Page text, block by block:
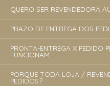
QUERO SER REVENDEDORA
PRAZO DE ENTREGA DOS
PRONTA-ENTREGA X PEDIDO
FUNCIONAM
PORQUE TODA LOJA /
PEDIDOS?